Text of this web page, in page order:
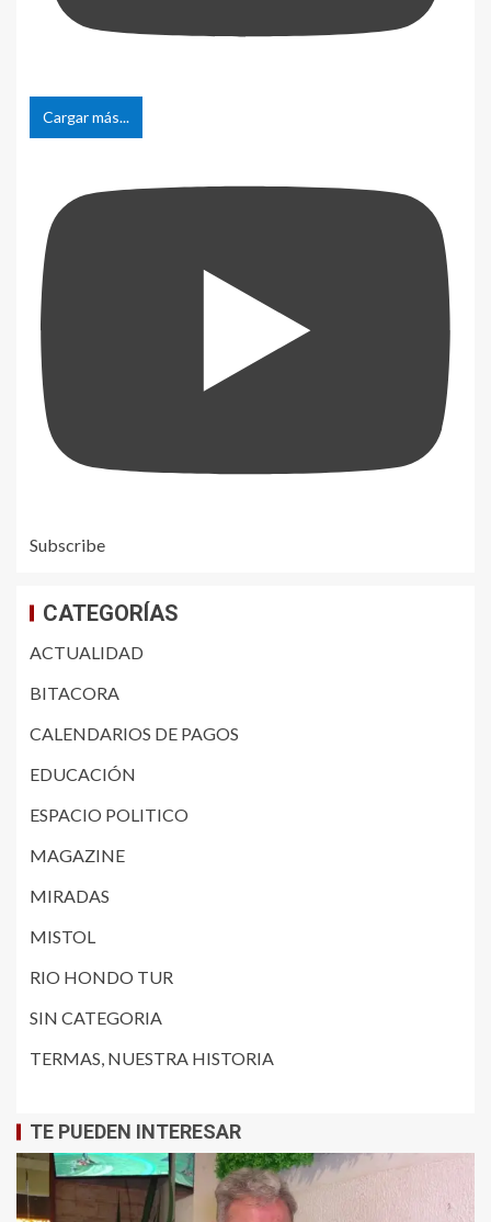
Cargar más...
Subscribe
CATEGORÍAS
ACTUALIDAD
BITACORA
CALENDARIOS DE PAGOS
EDUCACIÓN
ESPACIO POLITICO
MAGAZINE
MIRADAS
MISTOL
RIO HONDO TUR
SIN CATEGORIA
TERMAS, NUESTRA HISTORIA
TE PUEDEN INTERESAR